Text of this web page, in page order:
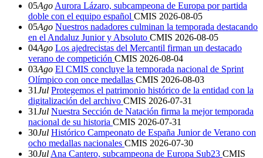
05Ago Aurora Lázaro, subcampeona de Europa por partida
doble con el equipo español CMIS 2026-08-05
05Ago Nuestros nadadores culminan la temporada destacando
en el Andaluz Junior y Absoluto CMIS 2026-08-05
04Ago Los ajedrecistas del Mercantil firman un destacado
verano de competición CMIS 2026-08-04
03Ago El CMIS concluye la temporada nacional de Sprint
Olímpico con once medallas CMIS 2026-08-03
31Jul Protegemos el patrimonio histórico de la entidad con la
digitalización del archivo CMIS 2026-07-31
31Jul Nuestra Sección de Natación firma la mejor temporada
nacional de su historia CMIS 2026-07-31
30Jul Histórico Campeonato de España Junior de Verano con
ocho medallas nacionales CMIS 2026-07-30
30Jul Ana Cantero, subcampeona de Europa Sub23 CMIS